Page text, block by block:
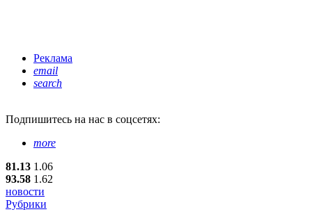
Реклама
email
search
Подпишитесь на нас в соцсетях:
more
81.13 1.06
93.58 1.62
новости
Рубрики